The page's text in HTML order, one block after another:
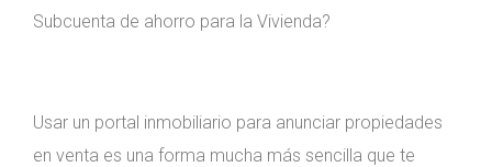
Subcuenta de ahorro para la Vivienda?
Usar un portal inmobiliario para anunciar propiedades
en venta es una forma mucha más sencilla que te